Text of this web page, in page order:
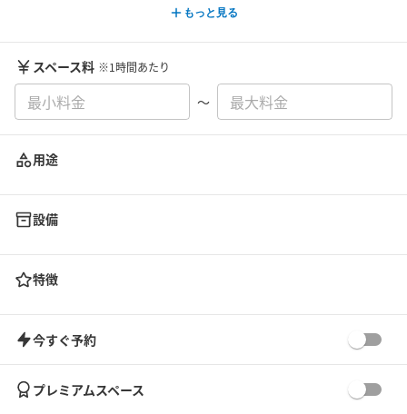
もっと見る
スペース料 ※1時間あたり
〜
用途
設備
特徴
今すぐ予約
プレミアムスペース